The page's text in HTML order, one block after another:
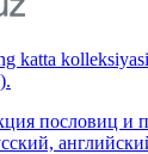
katta
пословиц и